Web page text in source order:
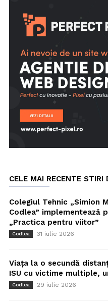
CELE MAI RECENTE STIRI
Colegiul Tehnic „Simion
Codlea” implementează
„Practica pentru viitor”
Codlea 31 iulie 2026
Viața la o secundă
ISU cu victime multiple,
Codlea 29 iulie 2026